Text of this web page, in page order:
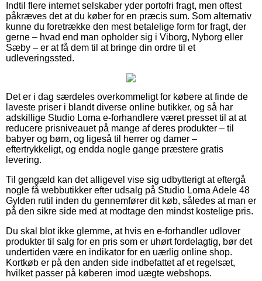
Indtil flere internet selskaber yder portofri fragt, men oftest
påkræves det at du køber for en præcis sum. Som alternativ
kunne du foretrække den mest betalelige form for fragt, der
gerne – hvad end man opholder sig i Viborg, Nyborg eller
Sæby – er at få dem til at bringe din ordre til et
udleveringssted.
Det er i dag særdeles overkommeligt for købere at finde de
laveste priser i blandt diverse online butikker, og så har
adskillige Studio Loma e-forhandlere været presset til at at
reducere prisniveauet på mange af deres produkter – til
babyer og børn, og ligeså til herrer og damer –
eftertrykkeligt, og endda nogle gange præstere gratis
levering.
Til gengæld kan det alligevel vise sig udbytterigt at eftergå
nogle få webbutikker efter udsalg på Studio Loma Adele 48
Gylden rutil inden du gennemfører dit køb, således at man er
på den sikre side med at modtage den mindst kostelige pris.
Du skal blot ikke glemme, at hvis en e-forhandler udlover
produkter til salg for en pris som er uhørt fordelagtig, bør det
undertiden være en indikator for en uærlig online shop.
Kortkøb er på den anden side indbefattet af et regelsæt,
hvilket passer på køberen imod uægte webshops.